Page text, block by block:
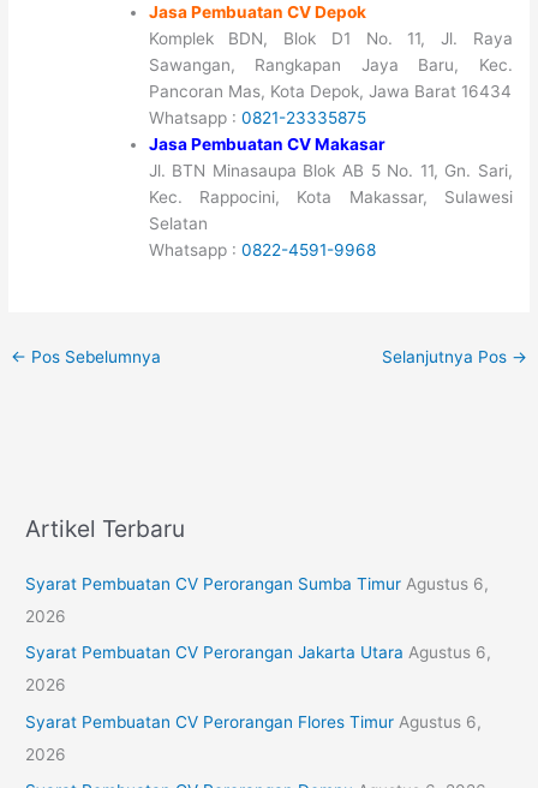
Jasa Pembuatan CV Depok
Komplek BDN, Blok D1 No. 11, Jl. Raya
Sawangan, Rangkapan Jaya Baru, Kec.
Pancoran Mas, Kota Depok, Jawa Barat 16434
Whatsapp : 0821-23335875
Jasa Pembuatan CV Makasar
Jl. BTN Minasaupa Blok AB 5 No. 11, Gn. Sari,
Kec. Rappocini, Kota Makassar, Sulawesi
Selatan
Whatsapp : 0822-4591-9968
← Pos Sebelumnya Selanjutnya Pos →
Artikel Terbaru
Syarat Pembuatan CV Perorangan Sumba Timur Agustus 6,
2026
Syarat Pembuatan CV Perorangan Jakarta Utara Agustus 6,
2026
Syarat Pembuatan CV Perorangan Flores Timur Agustus 6,
2026